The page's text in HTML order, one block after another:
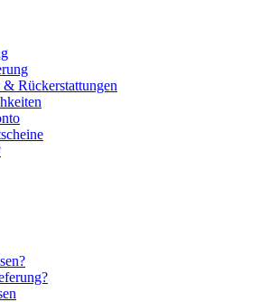
Rückerstattungen